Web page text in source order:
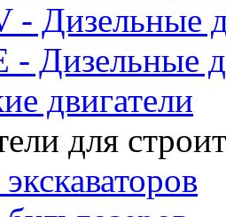
- Дизельные
- Дизельные
двигатели
для